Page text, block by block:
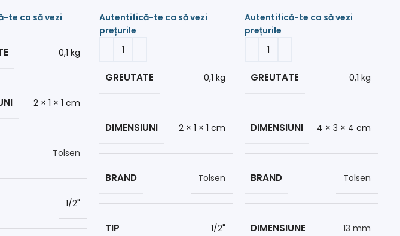
0,1 kg
2 × 1 × 1 cm
Tolsen
1/2"
GREUTATE 0,1 kg
DIMENSIUNI 2 × 1 × 1 cm
BRAND Tolsen
TIP 1/2"
GREUTATE 0,1 kg
DIMENSIUNI 4 × 3 × 4 cm
BRAND Tolsen
DIMENSIUNE 13 mm